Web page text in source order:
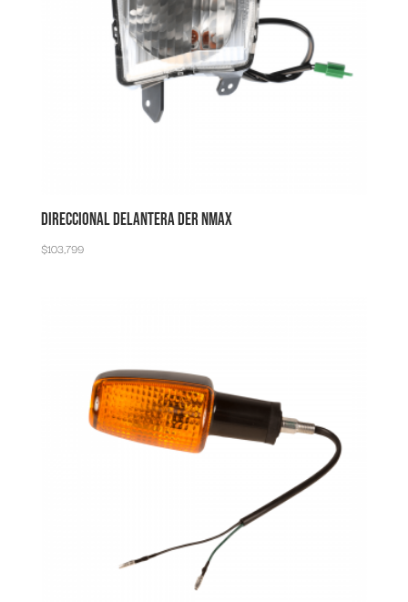
DIRECCIONAL DELANTERA DER NMAX
$103,799